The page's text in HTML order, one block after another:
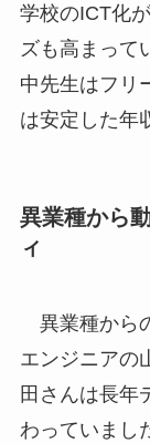
学校のICT化
ズも高まって
中先生はフリ
は安定した年
異業種から
ィ
異業種から
エンジニアの
田さんは長年
わっていまし